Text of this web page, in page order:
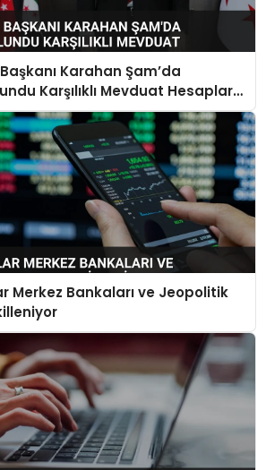
Karahan Şam’da
Karşılıklı Mevduat Hesapları
Merkez Bankaları ve Jeopolitik